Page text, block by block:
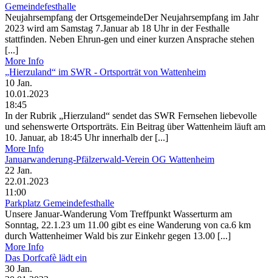
Gemeindefesthalle
Neujahrsempfang der OrtsgemeindeDer Neujahrsempfang im Jahr
2023 wird am Samstag 7.Januar ab 18 Uhr in der Festhalle
stattfinden. Neben Ehrun-gen und einer kurzen Ansprache stehen
[...]
More Info
„Hierzuland“ im SWR - Ortsporträt von Wattenheim
10 Jan.
10.01.2023
18:45
In der Rubrik „Hierzuland“ sendet das SWR Fernsehen liebevolle
und sehenswerte Ortsporträts. Ein Beitrag über Wattenheim läuft am
10. Januar, ab 18:45 Uhr innerhalb der [...]
More Info
Januarwanderung-Pfälzerwald-Verein OG Wattenheim
22 Jan.
22.01.2023
11:00
Parkplatz Gemeindefesthalle
Unsere Januar-Wanderung Vom Treffpunkt Wasserturm am
Sonntag, 22.1.23 um 11.00 gibt es eine Wanderung von ca.6 km
durch Wattenheimer Wald bis zur Einkehr gegen 13.00 [...]
More Info
Das Dorfcafè lädt ein
30 Jan.